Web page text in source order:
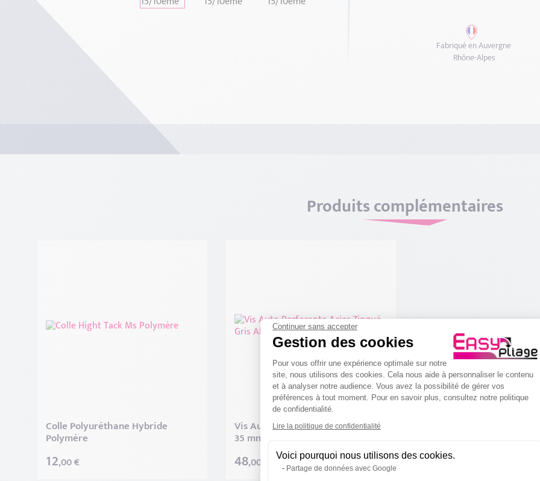
Fabriqué en Auvergne
Rhône-Alpes
Produits complémentaires
Colle Polyuréthane Hybride
Polymère
12,00 €
Vis Auto Perforante Acier Zingué
35 mm Gris Aluminium RAL 9006
48,00 €
Continuer sans accepter
Gestion des cookies
Plateforme de Gestion du
Pour vous offrir une expérience optimale sur notre
site, nous utilisons des cookies. Cela nous aide à personnaliser le contenu
et à analyser notre audience. Vous avez la possibilité de gérer vos
préférences à tout moment. Pour en savoir plus, consultez notre politique
de confidentialité.
Lire la politique de confidentialité
Voici pourquoi nous utilisons des cookies.
Partage de données avec Google
Axeptio consent